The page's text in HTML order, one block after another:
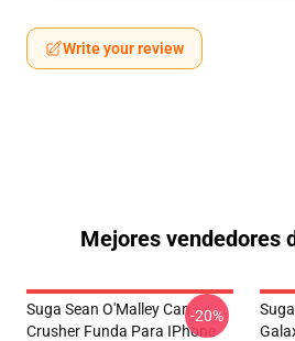
Write your review
Mejores vendedores
Suga Sean O'Malley Can
Crusher Funda Para IPhone
-20%